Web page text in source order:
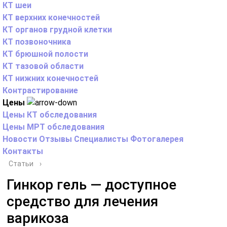
КТ шеи
КТ верхних конечностей
КТ органов грудной клетки
КТ позвоночника
КТ брюшной полости
КТ тазовой области
КТ нижних конечностей
Контрастирование
Цены
Цены КТ обследования
Цены МРТ обследования
Новости Отзывы Специалисты Фотогалерея
Контакты
Статьи ›
Гинкор гель — доступное
средство для лечения
варикоза